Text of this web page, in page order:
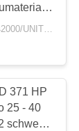
USD38000-USD42000/UNIT)negotiation MOQ:1 EINHEIT
371 HP
25 - 40
schwere